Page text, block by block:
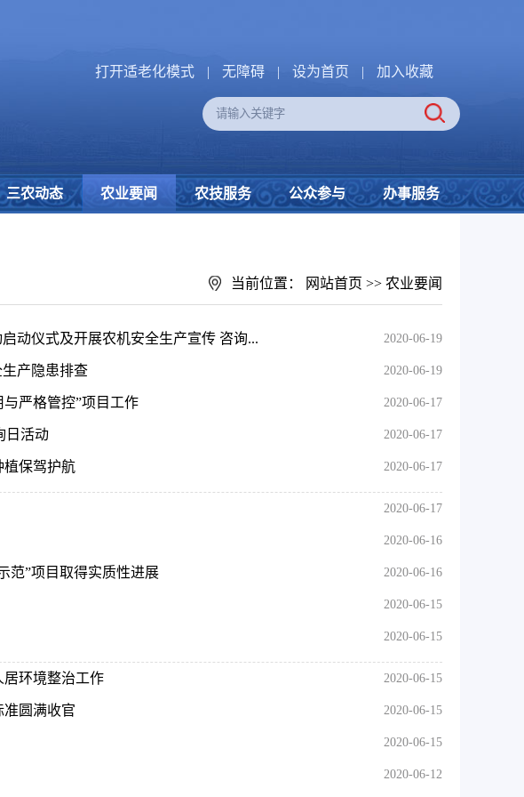
打开适老化模式 | 无障碍 | 设为首页 | 加入收藏
三农动态 农业要闻 农技服务 公众参与 办事服务
当前位置： 网站首页 >> 农业要闻
动仪式及开展农机安全生产宣传 咨询... 2020-06-19
产隐患排查 2020-06-19
严格管控”项目工作 2020-06-17
日活动 2020-06-17
植保驾护航 2020-06-17
2020-06-17
2020-06-16
范”项目取得实质性进展 2020-06-16
2020-06-15
2020-06-15
环境整治工作 2020-06-15
圆满收官 2020-06-15
2020-06-15
2020-06-12